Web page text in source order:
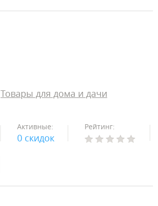
Товары для дома и дачи
Активные:
0 скидок
Рейтинг: